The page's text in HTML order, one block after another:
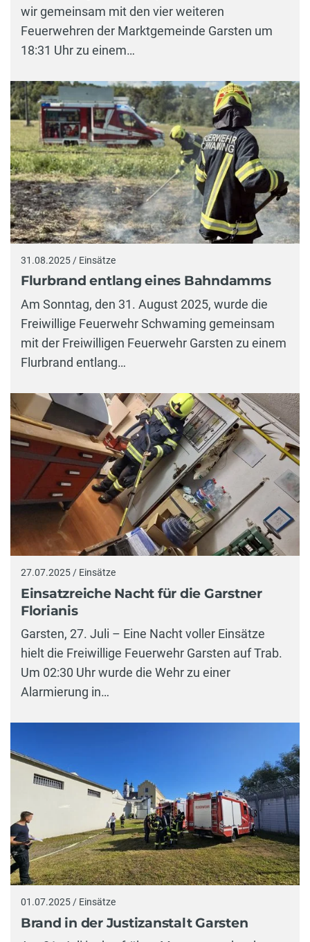
wir gemeinsam mit den vier weiteren
Feuerwehren der Marktgemeinde Garsten um
18:31 Uhr zu einem…
31.08.2025 / Einsätze
Flurbrand entlang eines Bahndamms
Am Sonntag, den 31. August 2025, wurde die
Freiwillige Feuerwehr Schwaming gemeinsam
mit der Freiwilligen Feuerwehr Garsten zu einem
Flurbrand entlang…
27.07.2025 / Einsätze
Einsatzreiche Nacht für die Garstner
Florianis
Garsten, 27. Juli – Eine Nacht voller Einsätze
hielt die Freiwillige Feuerwehr Garsten auf Trab.
Um 02:30 Uhr wurde die Wehr zu einer
Alarmierung in…
01.07.2025 / Einsätze
Brand in der Justizanstalt Garsten